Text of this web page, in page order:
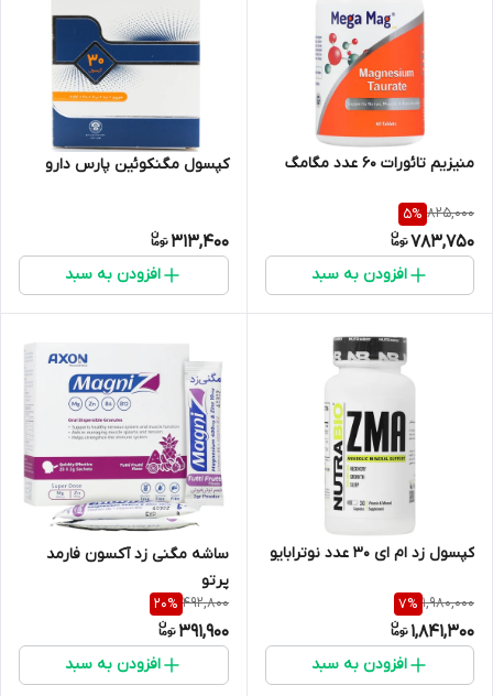
منیزیم تائورات 60 عدد مگامگ
825,000
5%
783,750
افزودن به سبد
کپسول مگنکوئین پارس دارو
313,400
افزودن به سبد
کپسول زد ام ای 30 عدد نوترابایو
1,980,000
7%
1,841,300
افزودن به سبد
ساشه مگنی زد آکسون فارمد
پرتو
492,800
20%
391,900
افزودن به سبد